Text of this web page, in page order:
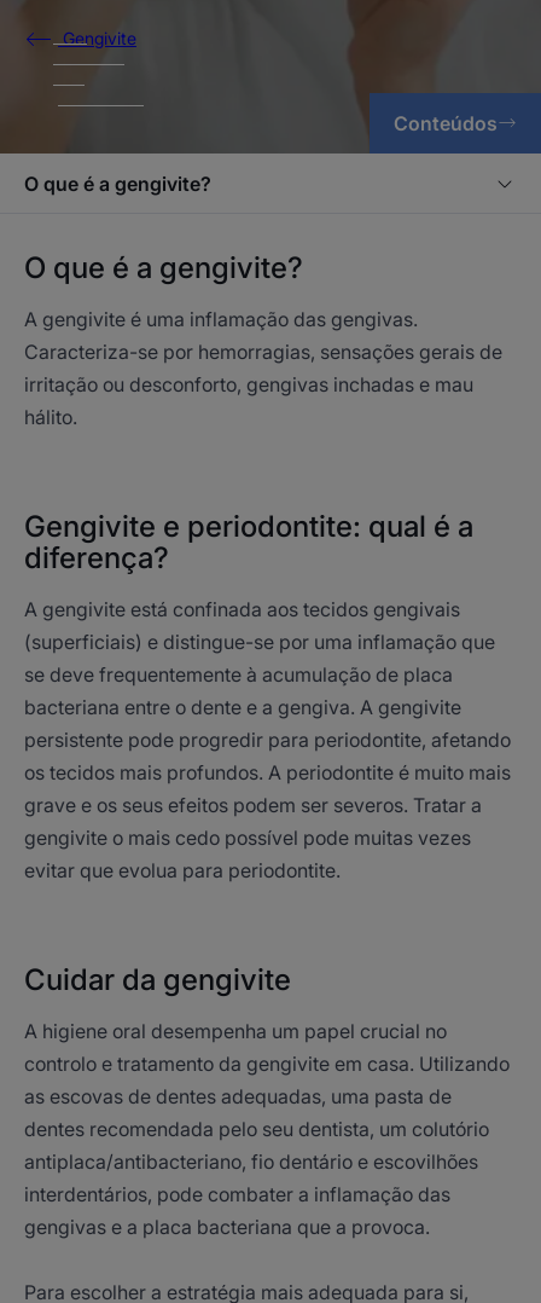
Gengivite
Conteúdos
O que é a gengivite?
O que é a gengivite?
A gengivite é uma inflamação das gengivas.
Caracteriza-se por hemorragias, sensações gerais de
irritação ou desconforto, gengivas inchadas e mau
hálito.
Gengivite e periodontite: qual é a
diferença?
A gengivite está confinada aos tecidos gengivais
(superficiais) e distingue-se por uma inflamação que
se deve frequentemente à acumulação de placa
bacteriana entre o dente e a gengiva. A gengivite
persistente pode progredir para periodontite, afetando
os tecidos mais profundos. A periodontite é muito mais
grave e os seus efeitos podem ser severos. Tratar a
gengivite o mais cedo possível pode muitas vezes
evitar que evolua para periodontite.
Cuidar da gengivite
A higiene oral desempenha um papel crucial no
controlo e tratamento da gengivite em casa. Utilizando
as escovas de dentes adequadas, uma pasta de
dentes recomendada pelo seu dentista, um colutório
antiplaca/antibacteriano, fio dentário e escovilhões
interdentários, pode combater a inflamação das
gengivas e a placa bacteriana que a provoca.
Para escolher a estratégia mais adequada para si,